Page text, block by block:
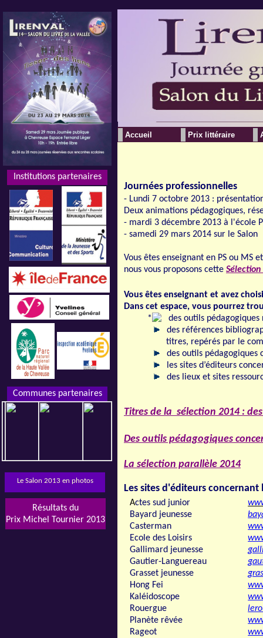
Journées professionnelles
- Lundi 7 octobre 2013 :
Deux animations pédagogiques,
- mardi 3 décembre 2013 à l'école
- samedi 29 mars 2014 sur le Salon
Vous êtes enseignant en PS ou
nous vous proposons cette Sélection
Vous êtes enseignant et avez
Dans cet espace, vous pourrez
des outils
des références
titres, repérés par le
des outils pédagogiques
les sites d’éditeurs
des lieux et sites
Titres de la sélection 2014 :
Des outils pédagogiques
La sélection parallèle 2014
Les sites d'éditeurs concernant
Actes sud junior
Bayard jeunesse
Casterman
Ecole des Loisirs
Gallimard jeunesse
Gautier-Languereau
Grasset jeunesse
Hong Fei
Kaléidoscope
Rouergue
Planète rêvée
Rageot
Institutions partenaires
Communes partenaires
Institutions partenaires
Accueil Prix littéraire
Résultats du
Prix Michel Tournier 2013
Le Salon 2013 en photos